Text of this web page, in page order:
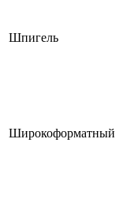
Шпигель
Широкоформатный